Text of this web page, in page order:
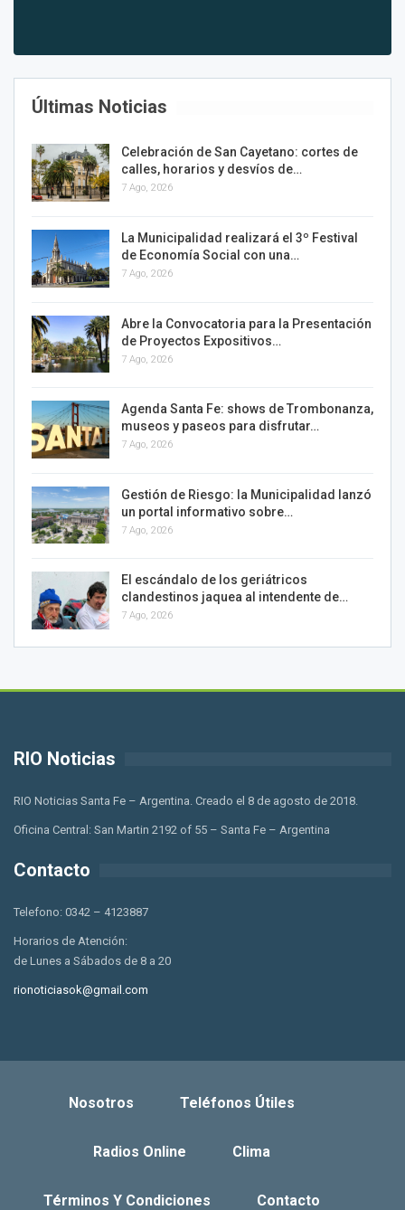
Últimas Noticias
Celebración de San Cayetano: cortes de
calles, horarios y desvíos de…
7 Ago, 2026
La Municipalidad realizará el 3º Festival
de Economía Social con una…
7 Ago, 2026
Abre la Convocatoria para la Presentación
de Proyectos Expositivos…
7 Ago, 2026
Agenda Santa Fe: shows de Trombonanza,
museos y paseos para disfrutar…
7 Ago, 2026
Gestión de Riesgo: la Municipalidad lanzó
un portal informativo sobre…
7 Ago, 2026
El escándalo de los geriátricos
clandestinos jaquea al intendente de…
7 Ago, 2026
RIO Noticias
RIO Noticias Santa Fe – Argentina. Creado el 8 de agosto de 2018.
Oficina Central: San Martin 2192 of 55 – Santa Fe – Argentina
Contacto
Telefono: 0342 – 4123887
Horarios de Atención:
de Lunes a Sábados de 8 a 20
rionoticiasok@gmail.com
Nosotros Teléfonos Útiles
Radios Online Clima
Términos Y Condiciones Contacto